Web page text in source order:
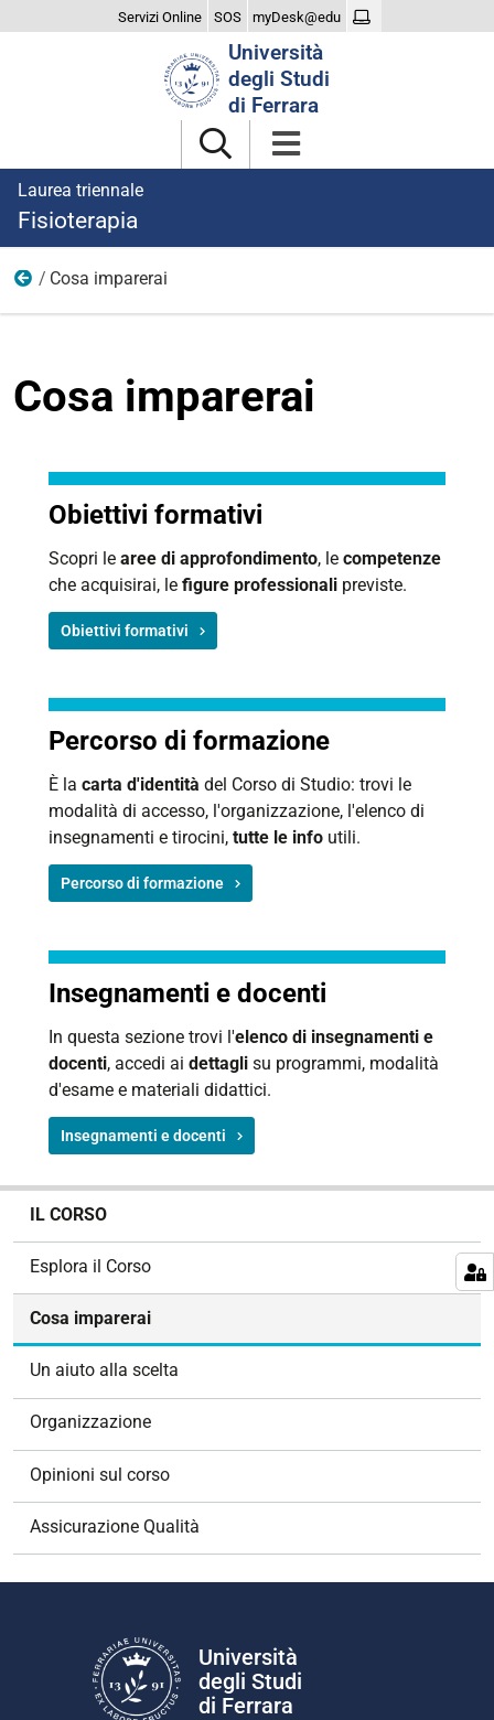
Servizi Online SOS myDesk@edu
Università
degli Studi
di Ferrara
Laurea triennale
Fisioterapia
Il Corso
Cosa imparerai
Cosa imparerai
Obiettivi formativi
Scopri le aree di approfondimento, le competenze
che acquisirai, le figure professionali previste.
Obiettivi formativi
Percorso di formazione
È la carta d'identità del Corso di Studio: trovi le
modalità di accesso, l'organizzazione, l'elenco di
insegnamenti e tirocini, tutte le info utili.
Percorso di formazione
Insegnamenti e docenti
In questa sezione trovi l'elenco di insegnamenti e
docenti, accedi ai dettagli su programmi, modalità
d'esame e materiali didattici.
Insegnamenti e docenti
IL CORSO
Esplora il Corso
Cosa imparerai
Un aiuto alla scelta
Organizzazione
Opinioni sul corso
Assicurazione Qualità
Università
degli Studi
di Ferrara